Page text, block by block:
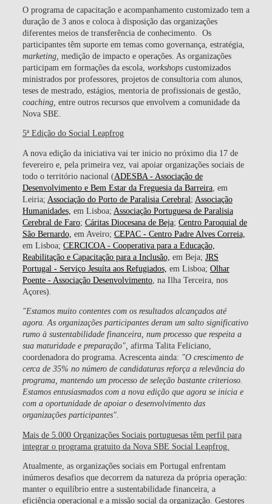
O programa de capacitação e acompanhamento customizado tem a
duração de 3 anos e coloca à disposição das organizações
diferentes meios de transferência de conhecimento. Os
participantes têm suporte em temas como governança, estratégia,
marketing, medição de impacto e operações. As organizações
participam em formações da escola, workshopscustomizados
ministrados por professores, projetos de consultoria com alunos,
teses de mestrado, estágios, mentoria de profissionais de gestão,
coaching, entre outros recursos que envolvem a comunidade da
Nova SBE.
5ª Edição do Social Leapfrog
A nova edição da iniciativa vai ter inicio no próximo dia 17 de
fevereiro e, pela primeira vez, vai apoiar organizações sociais de
todo o território nacional (ADESBA - Associação de
Desenvolvimento e Bem Estar da Freguesia da Barreira, em
Leiria; Associação do Porto de Paralisia Cerebral; Associação
Humanidades, em Lisboa; Associação Portuguesa de Paralisia
Cerebral de Faro; Cáritas Diocesana de Beja; Centro Paroquial de
São Bernardo, em Aveiro; CEPAC - Centro Padre Alves Correia,
em Lisboa; CERCICOA - Cooperativa para a Educação,
Reabilitação e Capacitação para a Inclusão, em Beja; JRS
Portugal - Serviço Jesuíta aos Refugiados, em Lisboa; Olhar
Poente - Associação Desenvolvimento, na Ilha Terceira, nos
Açores).
"Estamos muito contentes com os resultados alcançados até
agora. As organizações participantes deram um salto significativo
rumo à sustentabilidade financeira, num processo que respeita a
sua maturidade e preparação", afirma Talita Feliciano,
coordenadora do programa. Acrescenta ainda: "O crescimento de
cerca de 35% no número de candidaturas reforça a relevância do
programa, mantendo um processo de seleção bastante criterioso.
Estamos entusiasmados com a nova edição que agora se inicia e
com a oportunidade de apoiar o desenvolvimento das
organizações participantes".
Mais de 5.000 Organizações Sociais portuguesas têm perfil para
integrar o programa gratuito da Nova SBE Social Leapfrog.
Atualmente, as organizações sociais em Portugal enfrentam
inúmeros desafios que decorrem da natureza da própria operação:
manter o equilíbrio entre a sustentabilidade financeira, a
eficiência operacional e a missão social da organização. Gestores